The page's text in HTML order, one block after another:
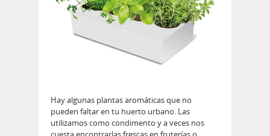
Hay algunas plantas aromáticas que no
pueden faltar en tu huerto urbano. Las
utilizamos como condimento y a veces nos